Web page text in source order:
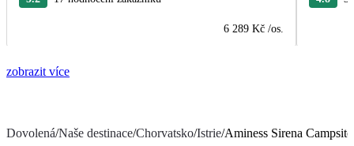
6 289 Kč /os.
zobrazit více
Dovolená/Naše destinace/Chorvatsko/Istrie/Aminess Sirena